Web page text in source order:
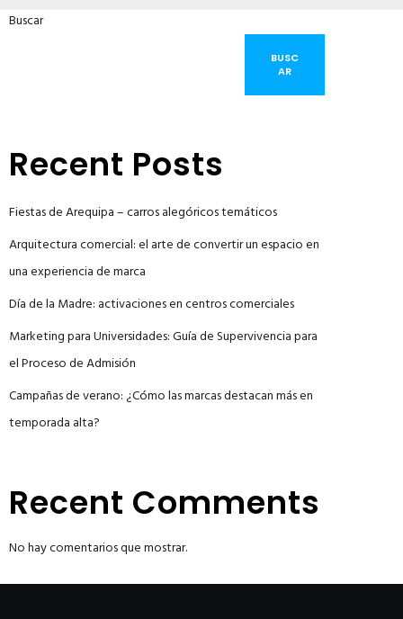
Buscar
BUSC
AR
Recent Posts
Fiestas de Arequipa – carros alegóricos temáticos
Arquitectura comercial: el arte de convertir un espacio en
una experiencia de marca
Día de la Madre: activaciones en centros comerciales
Marketing para Universidades: Guía de Supervivencia para
el Proceso de Admisión
Campañas de verano: ¿Cómo las marcas destacan más en
temporada alta?
Recent Comments
No hay comentarios que mostrar.